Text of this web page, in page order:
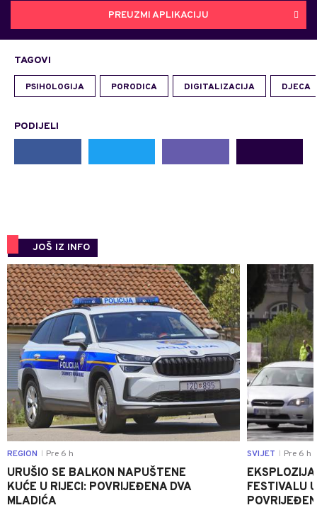
PREUZMI APLIKACIJU
TAGOVI
PSIHOLOGIJA PORODICA DIGITALIZACIJA DJECA
PODIJELI
JOŠ IZ INFO
0
REGION Pre 6 h
URUŠIO SE BALKON NAPUŠTENE
KUĆE U RIJECI: POVRIJEĐENA DVA
MLADIĆA
SVIJET Pre 6 h
FESTIVALU